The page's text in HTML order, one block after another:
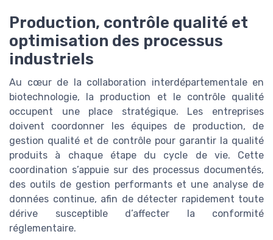
Production, contrôle qualité et
optimisation des processus
industriels
Au cœur de la collaboration interdépartementale en
biotechnologie, la production et le contrôle qualité
occupent une place stratégique. Les entreprises
doivent coordonner les équipes de production, de
gestion qualité et de contrôle pour garantir la qualité
produits à chaque étape du cycle de vie. Cette
coordination s’appuie sur des processus documentés,
des outils de gestion performants et une analyse de
données continue, afin de détecter rapidement toute
dérive susceptible d’affecter la conformité
réglementaire.